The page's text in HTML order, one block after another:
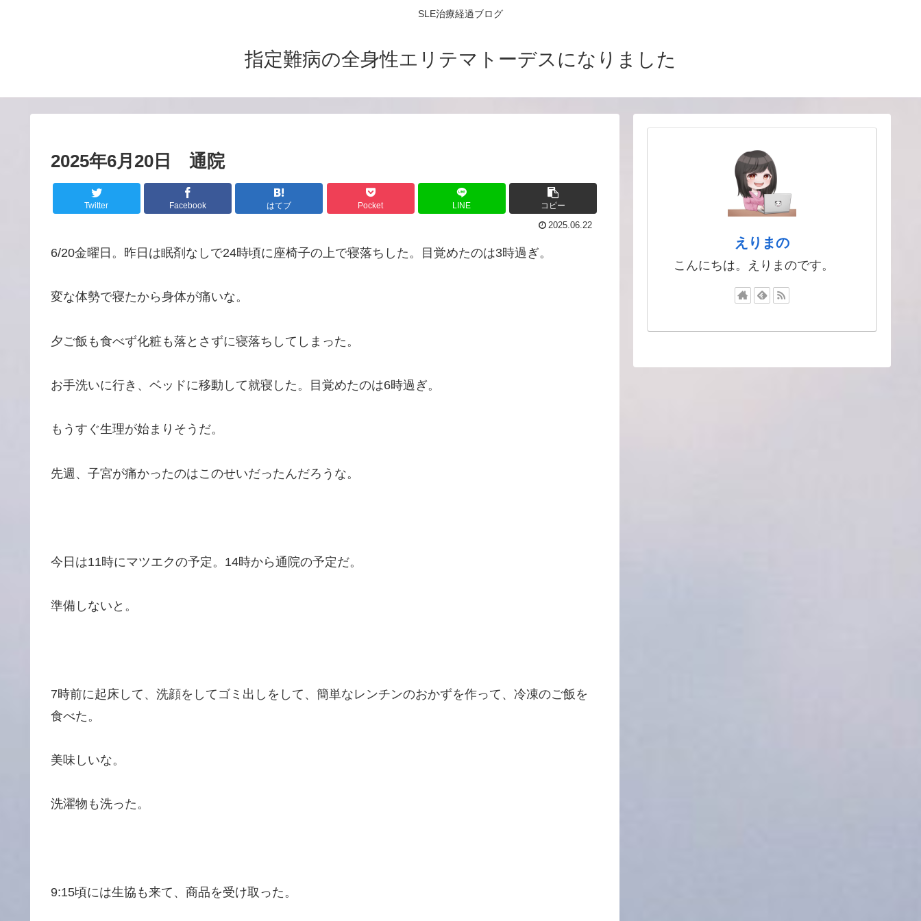
SLE治療経過ブログ
指定難病の全身性エリテマトーデスになりました
2025年6月20日 通院
Twitter Facebook はてブ Pocket LINE コピー
2025.06.22
6/20金曜日。昨日は眠剤なしで24時頃に座椅子の上で寝落ちした。目覚めたのは3時過ぎ。
変な体勢で寝たから身体が痛いな。
夕ご飯も食べず化粧も落とさずに寝落ちしてしまった。
お手洗いに行き、ベッドに移動して就寝した。目覚めたのは6時過ぎ。
もうすぐ生理が始まりそうだ。
先週、子宮が痛かったのはこのせいだったんだろうな。
今日は11時にマツエクの予定。14時から通院の予定だ。
準備しないと。
7時前に起床して、洗顔をしてゴミ出しをして、簡単なレンチンのおかずを作って、冷凍のご飯を
食べた。
美味しいな。
洗濯物も洗った。
9:15頃には生協も来て、商品を受け取った。
えりまの
こんにちは。えりまのです。